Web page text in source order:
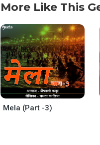
More Like This
Mela (Part -3)